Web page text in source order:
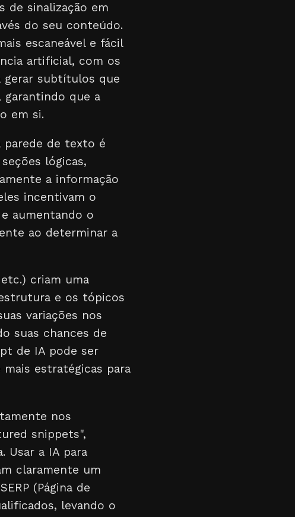
de sinalização em
do seu conteúdo.
escaneável e fácil
artificial, com os
gerar subtítulos que
que a
em si.
parede de texto é
lógicas,
a informação
incentivam o
aumentando o
ao determinar a
criam uma
e os tópicos
variações nos
suas chances de
de IA pode ser
estratégicas para
nos
snippets",
Usar a IA para
claramente um
(Página de
levando o